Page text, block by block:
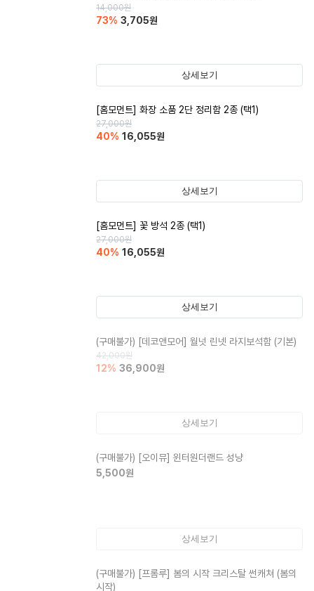
14,000원
73% 3,705원
상세보기
[홈모먼트] 화장 소품 2단 정리함 2종 (택1)
27,000원
40% 16,055원
상세보기
[홈모먼트] 꽃 방석 2종 (택1)
27,000원
40% 16,055원
상세보기
(구매불가) [데코앤모어] 월넛 린넷 라지보석함 (기본)
42,000원
12% 36,900원
상세보기
(구매불가) [오이뮤] 윈터원더랜드 성냥
5,500원
상세보기
(구매불가) [프롬루] 봄의 시작 크리스탈 썬캐쳐 (봄의
시작)